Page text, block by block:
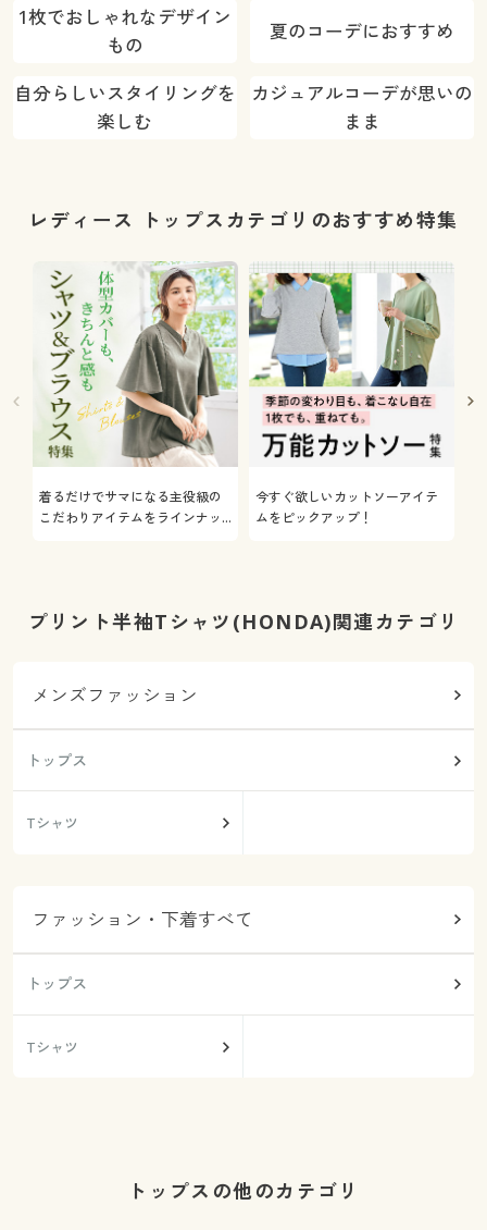
1枚でおしゃれなデザイン
もの
夏のコーデにおすすめ
自分らしいスタイリングを
楽しむ
カジュアルコーデが思いの
まま
レディース トップスカテゴリのおすすめ特集
着るだけでサマになる主役級の
こだわりアイテムをラインナッ
今すぐ欲しいカットソーアイテ
ムをピックアップ！
プリント半袖Tシャツ(HONDA)関連カテゴリ
メンズファッション
トップス
Tシャツ
ファッション・下着すべて
トップス
Tシャツ
トップスの他のカテゴリ